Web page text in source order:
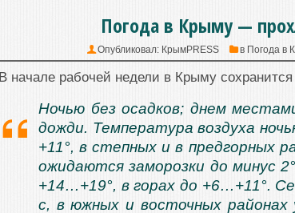
Погода в Крыму —
Опубликовал: КрымPRESS в Погода в
В начале рабочей недели в Крыму сохранится
Ночью без осадков; днем
дожди. Температура воздуха
+11°, в степных и в предгорных
ожидаются заморозки до минус
+14…+19°, в горах до +6…+11°.
с, в южных и восточных